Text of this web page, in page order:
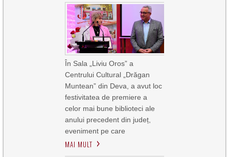
În Sala „Liviu Oros” a
Centrului Cultural „Drăgan
Muntean” din Deva, a avut loc
festivitatea de premiere a
celor mai bune biblioteci ale
anului precedent din județ,
eveniment pe care
MAI MULT